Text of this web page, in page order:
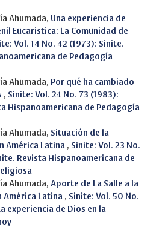
Ahumada, Una experiencia de
Eucarística: La Comunidad de
Vol. 14 No. 42 (1973): Sinite.
de Pedagogía
Ahumada, Por qué ha cambiado
, Sinite: Vol. 24 No. 73 (1983):
Hispanoamericana de Pedagogía
Ahumada, Situación de la
América Latina , Sinite: Vol. 23 No.
Revista Hispanoamericana de
Ahumada, Aporte de La Salle a la
América Latina , Sinite: Vol. 50 No.
experiencia de Dios en la